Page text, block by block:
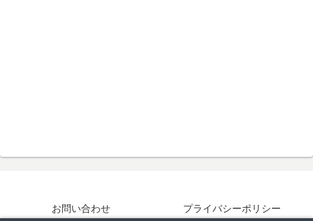
お問い合わせ プライバシーポリシー